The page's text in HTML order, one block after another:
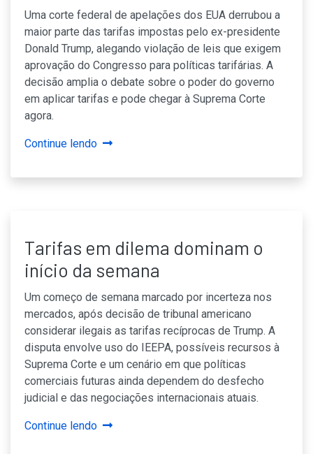
Uma corte federal de apelações dos EUA derrubou a
maior parte das tarifas impostas pelo ex-presidente
Donald Trump, alegando violação de leis que exigem
aprovação do Congresso para políticas tarifárias. A
decisão amplia o debate sobre o poder do governo
em aplicar tarifas e pode chegar à Suprema Corte
agora.
Continue lendo
Tarifas em dilema dominam o
início da semana
Um começo de semana marcado por incerteza nos
mercados, após decisão de tribunal americano
considerar ilegais as tarifas recíprocas de Trump. A
disputa envolve uso do IEEPA, possíveis recursos à
Suprema Corte e um cenário em que políticas
comerciais futuras ainda dependem do desfecho
judicial e das negociações internacionais atuais.
Continue lendo